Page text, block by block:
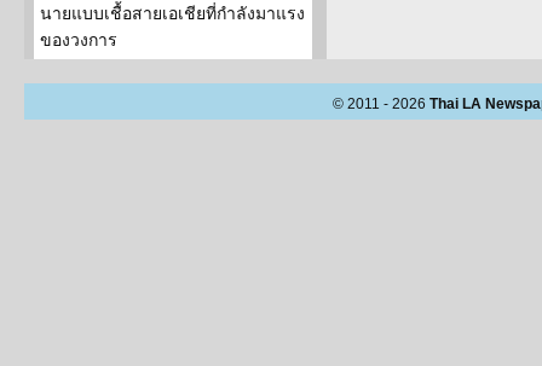
นายแบบเชื้อสายเอเชียที่กำลังมาแรง
ของวงการ
© 2011 - 2026 Thai LA